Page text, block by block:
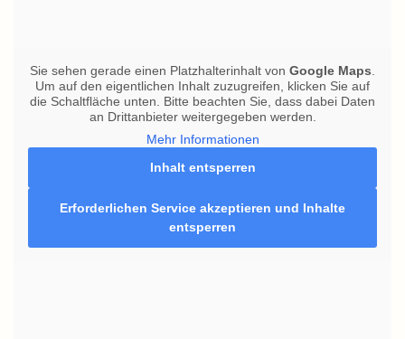
Sie sehen gerade einen Platzhalterinhalt von Google Maps
Um auf den eigentlichen Inhalt zuzugreifen, klicken Sie auf
die Schaltfläche unten. Bitte beachten Sie, dass dabei Daten
an Drittanbieter weitergegeben werden.
Mehr Informationen
Inhalt entsperren
Erforderlichen Service akzeptieren und Inhalte
entsperren